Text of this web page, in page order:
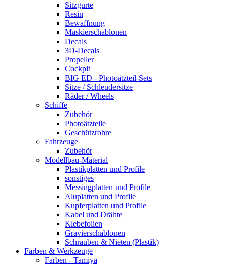
Sitzgurte
Resin
Bewaffnung
Maskierschablonen
Decals
3D-Decals
Propeller
Cockpit
BIG ED - Photoätzteil-Sets
Sitze / Schleudersitze
Räder / Wheels
Schiffe
Zubehör
Photoätzteile
Geschützrohre
Fahrzeuge
Zubehör
Modellbau-Material
Plastikplatten und Profile
sonstiges
Messingplatten und Profile
Aluplatten und Profile
Kupferplatten und Profile
Kabel und Drähte
Klebefolien
Gravierschablonen
Schrauben & Nieten (Plastik)
Farben & Werkzeuge
Farben - Tamiya